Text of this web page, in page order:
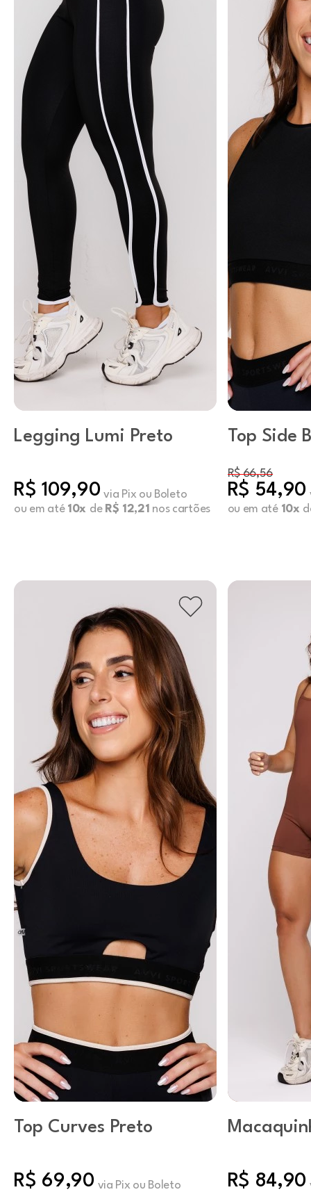
Legging Lumi Preto
R$ 109,90 via Pix ou Boleto
ou em até 10x de R$ 12,21 nos cartões
Top Side
R$ 66,56
R$ 54,90
ou em até 10x
Top Curves Preto
R$ 69,90 via Pix ou Boleto
R$ 84,90